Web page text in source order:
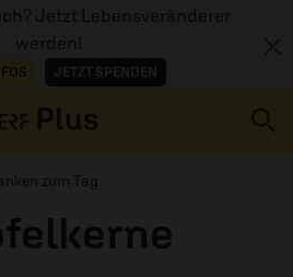
Jetzt Lebensveränderer
werden!
JETZT SPENDEN
zum Tag